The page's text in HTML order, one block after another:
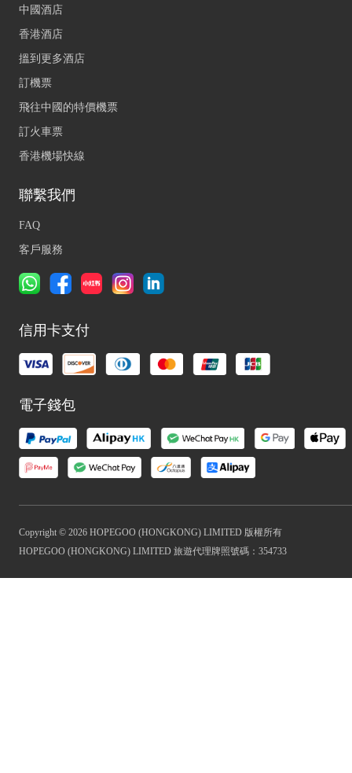
中國酒店
香港酒店
搵到更多酒店
訂機票
飛往中國的特價機票
訂火車票
香港機場快線
聯繫我們
FAQ
客戶服務
信用卡支付
電子錢包
Copyright © 2026 HOPEGOO (HONGKONG) LIMITED 版權所有
HOPEGOO (HONGKONG) LIMITED 旅遊代理牌照號碼：354733